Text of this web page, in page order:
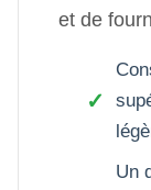
et de
Un